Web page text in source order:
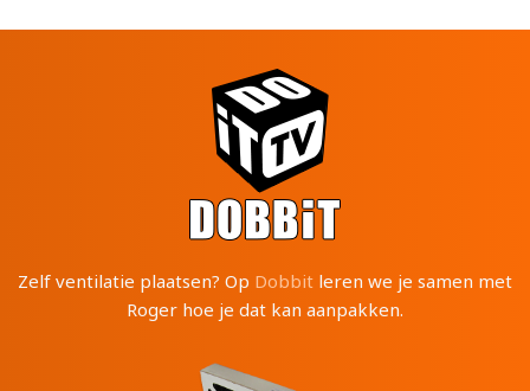
Zelf ventilatie plaatsen? Op Dobbit leren we je samen met
Roger hoe je dat kan aanpakken.